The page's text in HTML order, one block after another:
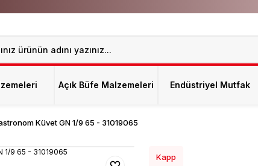
Açık Büfe Malzemeleri Endüstriyel Mutfak
Küvet GN 1/9 65 - 31019065
Kapp